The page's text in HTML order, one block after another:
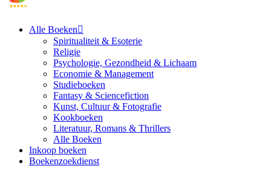
Alle Boeken
Spiritualiteit & Esoterie
Religie
Psychologie, Gezondheid & Lichaam
Economie & Management
Studieboeken
Fantasy & Sciencefiction
Kunst, Cultuur & Fotografie
Kookboeken
Literatuur, Romans & Thrillers
Alle Boeken
Inkoop boeken
Boekenzoekdienst